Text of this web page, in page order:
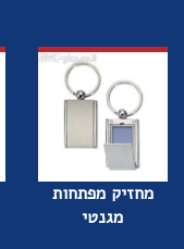
מחזיק מפתחות
מגנטי